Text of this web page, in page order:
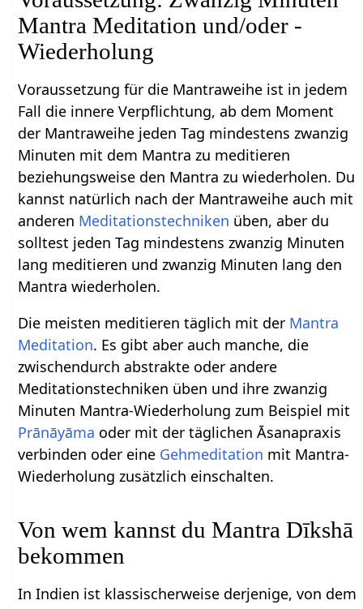
Mantra Meditation und/oder -
Wiederholung
Voraussetzung für die Mantraweihe ist in jedem
Fall die innere Verpflichtung, ab dem Moment
der Mantraweihe jeden Tag mindestens zwanzig
Minuten mit dem Mantra zu meditieren
beziehungsweise den Mantra zu wiederholen. Du
kannst natürlich nach der Mantraweihe auch mit
anderen Meditationstechniken üben, aber du
solltest jeden Tag mindestens zwanzig Minuten
lang meditieren und zwanzig Minuten lang den
Mantra wiederholen.
Die meisten meditieren täglich mit der Mantra
Meditation. Es gibt aber auch manche, die
zwischendurch abstrakte oder andere
Meditationstechniken üben und ihre zwanzig
Minuten Mantra-Wiederholung zum Beispiel mit
Prānāyāma oder mit der täglichen Āsanapraxis
verbinden oder eine Gehmeditation mit Mantra-
Wiederholung zusätzlich einschalten.
Von wem kannst du Mantra Dīkshā
bekommen
In Indien ist klassischerweise derjenige, von dem